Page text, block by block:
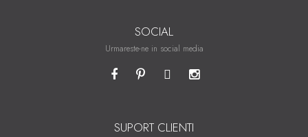
SOCIAL
Urmareste-ne in social media
SUPORT CLIENTI